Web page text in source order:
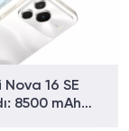
16 SE
8500 mAh